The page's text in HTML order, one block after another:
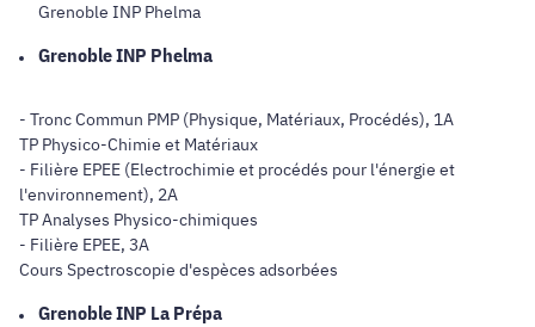
Grenoble INP Phelma
Grenoble INP Phelma
- Tronc Commun PMP (Physique, Matériaux, Procédés), 1A
TP Physico-Chimie et Matériaux
- Filière EPEE (Electrochimie et procédés pour l'énergie et
l'environnement), 2A
TP Analyses Physico-chimiques
- Filière EPEE, 3A
Cours Spectroscopie d'espèces adsorbées
Grenoble INP La Prépa